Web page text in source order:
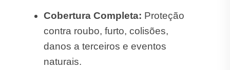
Cobertura Completa: Proteção
contra roubo, furto, colisões,
danos a terceiros e eventos
naturais.